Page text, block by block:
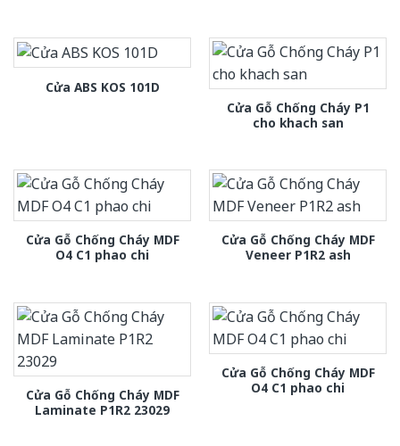
Cửa ABS KOS 101D
Cửa Gỗ Chống Cháy P1
cho khach san
Cửa Gỗ Chống Cháy MDF
O4 C1 phao chi
Cửa Gỗ Chống Cháy MDF
Veneer P1R2 ash
Cửa Gỗ Chống Cháy MDF
Laminate P1R2 23029
Cửa Gỗ Chống Cháy MDF
O4 C1 phao chi